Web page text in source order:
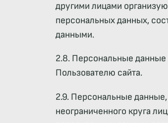
другими лицами
персональных данных,
данными.
2.8. Персональные
Пользователю сайта.
2.9. Персональные
неограниченного круга